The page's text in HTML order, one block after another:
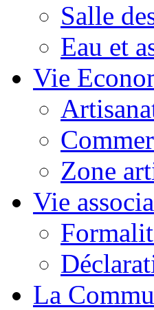
Salle
Eau et
Vie
Zone
Vie
La